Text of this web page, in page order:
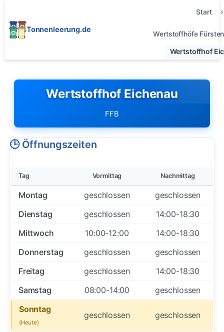
Tonnenleerung.de
Start
Wertstoffhöfe
Wertstoffhof
Wertstoffhof Eichenau
FFB
🕒 Öffnungszeiten
Tag Vormittag Nachmittag
Montag geschlossen
geschlossen
Dienstag
geschlossen
14:00-18:30
Mittwoch
10:00-12:00
14:00-18:30
Donnerstag
geschlossen
geschlossen
Freitag
geschlossen
14:00-18:30
Samstag
08:00-14:00
geschlossen
Sonntag
geschlossen geschlossen